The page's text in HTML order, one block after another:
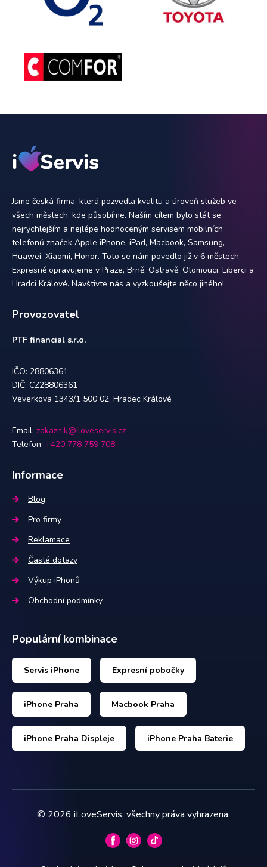
Jsme česká firma, která pozvedla kvalitu a úroveň služeb ve
všech městech, kde působíme. Naším cílem bylo stát se
nejrychlejším a nejlépe hodnoceným servisem mobilních
telefonů značek Apple iPhone, iPad, Macbook, Samsung,
Huawei, Xiaomi, Honor. Toto se nám povedlo již v 6 městech.
Expresně opravujeme v Praze, Brně, Ostravě, Olomouci, Liberci a
Hradci Králové. Navštivte nás a vyzkoušejte něco jiného!
Provozovatel
PTF financial s.r.o.
IČO: 28806361
DIČ: CZ28806361
Veverkova 1343/1 500 02, Hradec Králové
Email: zakaznik@iloveservis.cz
Telefon: +420 778 759 708
Informace
Blog
Pro firmy
Reklamace
Časté dotazy
Výkup iPhonů
Obchodní podmínky
Populární kombinace
Servis iPhone Expresní pobočky
iPhone Praha Macbook Praha
iPhone Praha Displeje iPhone Praha Baterie
© 2026 iLoveServis, všechny práva vyhrazena.